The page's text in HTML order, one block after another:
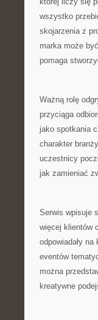
wszystko
skojarzenia z
marka może
pomaga
Ważną rolę
przyciąga
jako spotkania
charakter
uczestnicy
jak zamieniać
Serwis wpisuje
więcej klientów
odpowiadały
eventów
można
kreatywne